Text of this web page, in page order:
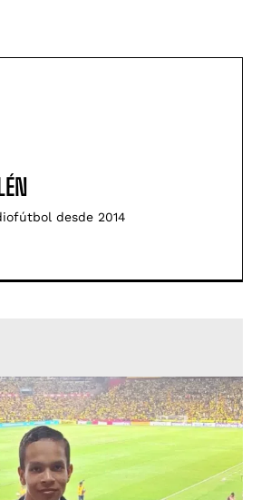
desde 2014